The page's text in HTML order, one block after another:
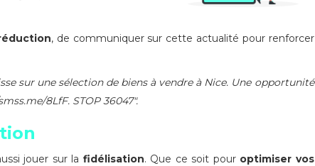
, de communiquer sur cette actualité pour renforcer
sur une sélection de biens à vendre à Nice. Une opportunité
8LfF. STOP 36047".
jouer sur la fidélisation. Que ce soit pour optimiser vos